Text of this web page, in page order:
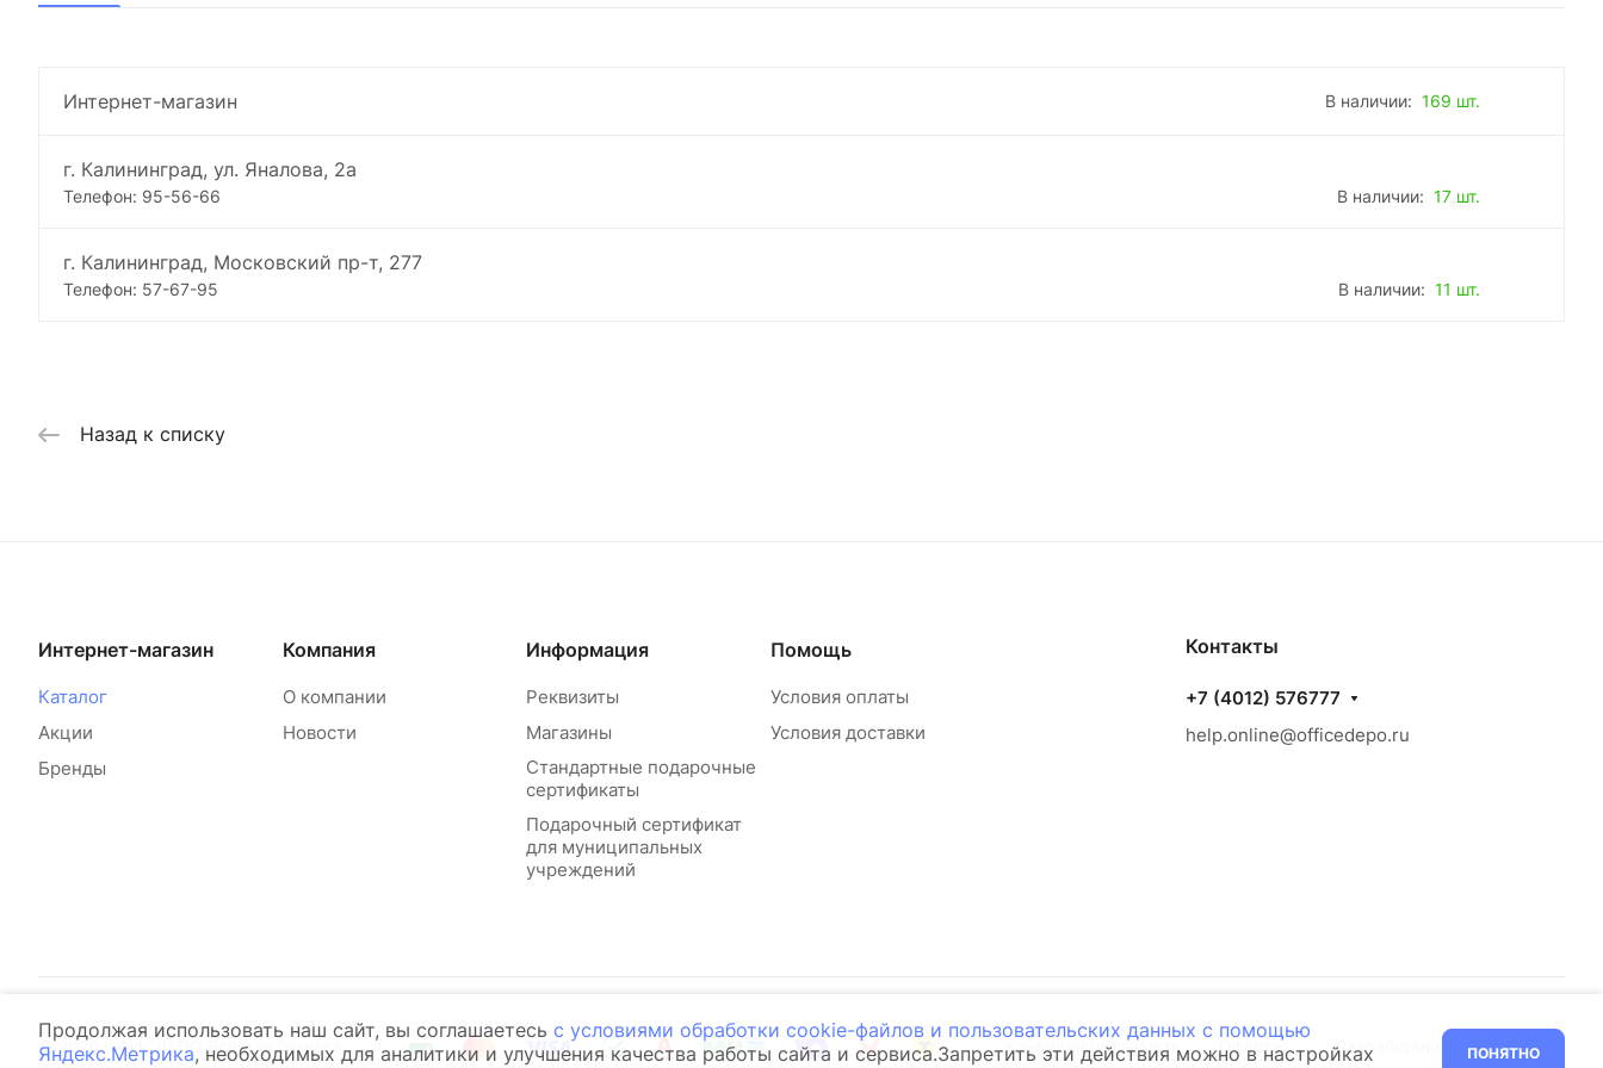
Интернет-магазин В наличии: 169 шт.
г. Калининград, ул. Яналова, 2а
Телефон: 95-56-66 В наличии: 17 шт.
г. Калининград, Московский пр-т, 277
Телефон: 57-67-95 В наличии: 11 шт.
Назад к списку
Интернет-магазин
Каталог
Акции
Бренды
Компания
О компании
Новости
Информация
Реквизиты
Магазины
Стандартные подарочные
сертификаты
Подарочный сертификат
для муниципальных
учреждений
Помощь
Условия оплаты
Условия доставки
Контакты
+7 (4012) 576777
help.online@officedepo.ru
© 2026 ОФИСДЕПО Всё для бизнеса Конфиденциальность Оферта Разработано в
Продолжая использовать наш сайт, вы соглашаетесь с условиями обработки cookie-файлов и пользовательских данных с помощью
Яндекс.Метрика, необходимых для аналитики и улучшения качества работы сайта и сервиса.Запретить эти действия можно в настройках
ПОНЯТНО